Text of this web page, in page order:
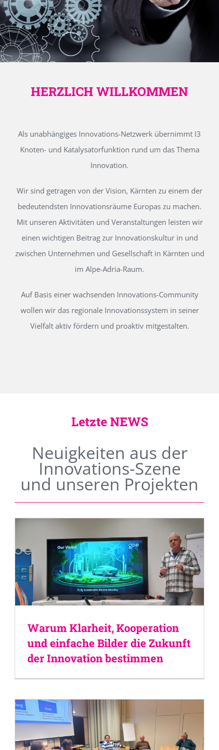
HERZLICH WILLKOMMEN
Als unabhängiges Innovations-Netzwerk übernimmt I3
Knoten- und Katalysatorfunktion rund um das Thema
Innovation.
Wir sind getragen von der Vision, Kärnten zu einem der
bedeutendsten Innovationsräume Europas zu machen.
Mit unseren Aktivitäten und Veranstaltungen leisten wir
einen wichtigen Beitrag zur Innovationskultur in und
zwischen Unternehmen und Gesellschaft in Kärnten und
im Alpe-Adria-Raum.
Auf Basis einer wachsenden Innovations-Community
wollen wir das regionale Innovationssystem in seiner
Vielfalt aktiv fördern und proaktiv mitgestalten.
Letzte NEWS
Neuigkeiten aus der
Innovations-Szene
und unseren Projekten
Warum Klarheit, Kooperation
und einfache Bilder die Zukunft
der Innovation bestimmen